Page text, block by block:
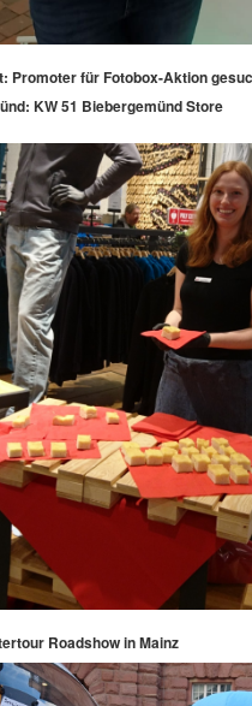
Promoter für Fotobox-Aktion
KW 51 Biebergemünd Store
Roadshow in Mainz